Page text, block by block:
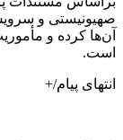
صهیونیستی و
آن‌ها کرده و
است.
انتهای پیام/+